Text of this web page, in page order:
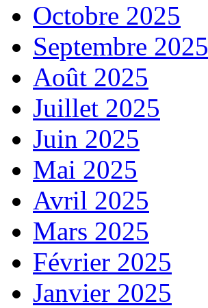
Octobre 2025
Septembre 2025
Août 2025
Juillet 2025
Juin 2025
Mai 2025
Avril 2025
Mars 2025
Février 2025
Janvier 2025